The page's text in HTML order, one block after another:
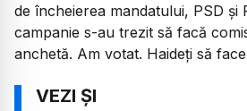
de încheierea mandatului, PSD și
campanie s-au trezit să facă
anchetă. Am votat. Haideți să